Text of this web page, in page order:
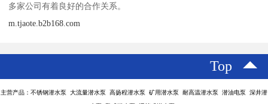
多家公司有着良好的合作关系。
m.tjaote.b2b168.com
Top
主营产品：不锈钢潜水泵 大流量潜水泵 高扬程潜水泵 矿用潜水泵 耐高温潜水泵 潜油电泵 深井潜